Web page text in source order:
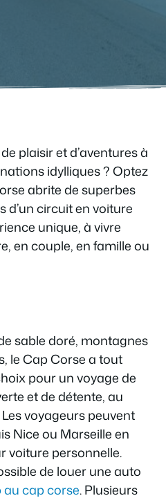
plaisir et d’aventures à
idylliques ? Optez
abrite de superbes
d’un circuit en voiture
unique, à vivre
en couple, en famille ou
sable doré, montagnes
le Cap Corse a tout
pour un voyage de
et de détente, au
voyageurs peuvent
Nice ou Marseille en
voiture personnelle.
de louer une auto
cap corse. Plusieurs